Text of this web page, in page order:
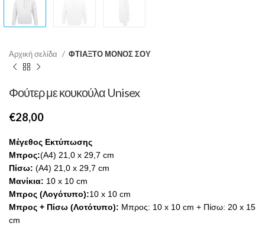
Αρχική σελίδα ΦΤΙΑΞΤΟ ΜΟΝΟΣ ΣΟΥ
Φούτερ με κουκούλα Unisex
€
Μέγεθος Εκτύπωσης
Μπρος:(A4) 21,0 ‌x 29,7 cm
Πίσω: (A4) 21,0 ‌x 29,7 cm
Μανίκια: 10 ‌x 10 cm
Μπρος (Λογότυπο):10 x 10 cm
Μπρος + Πίσω (Λοτότυπο): Μπρος: 10 x 10 cm + Πίσω: 20 x 15
cm